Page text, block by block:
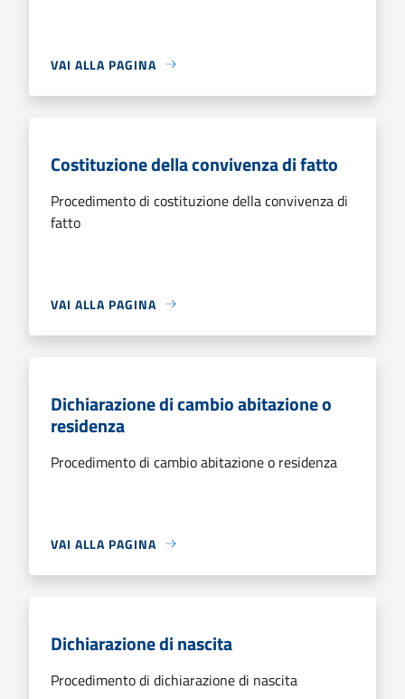
VAI ALLA PAGINA
Costituzione della convivenza di fatto
Procedimento di costituzione della convivenza di
fatto
VAI ALLA PAGINA
Dichiarazione di cambio abitazione o
residenza
Procedimento di cambio abitazione o residenza
VAI ALLA PAGINA
Dichiarazione di nascita
Procedimento di dichiarazione di nascita